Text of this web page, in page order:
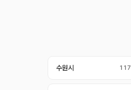
수원시 117